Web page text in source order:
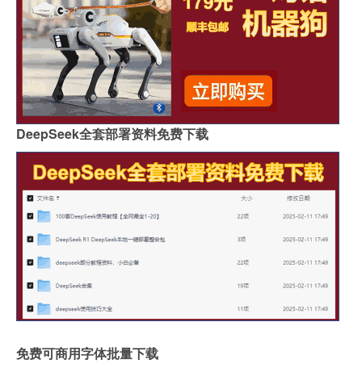
DeepSeek全套部署资料免费下载
免费可商用字体批量下载